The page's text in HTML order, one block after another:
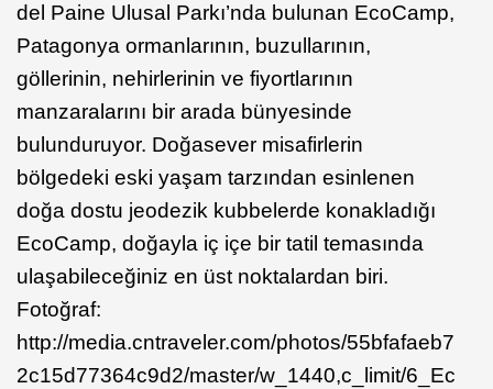
del Paine Ulusal Parkı’nda bulunan EcoCamp,
Patagonya ormanlarının, buzullarının,
göllerinin, nehirlerinin ve fiyortlarının
manzaralarını bir arada bünyesinde
bulunduruyor. Doğasever misafirlerin
bölgedeki eski yaşam tarzından esinlenen
doğa dostu jeodezik kubbelerde konakladığı
EcoCamp, doğayla iç içe bir tatil temasında
ulaşabileceğiniz en üst noktalardan biri.
Fotoğraf:
http://media.cntraveler.com/photos/55bfafaeb7
2c15d77364c9d2/master/w_1440,c_limit/6_Ec